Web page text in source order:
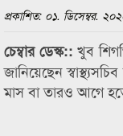
প্রকাশিত: ০১. ডিসেম্বর.
চেম্বার ডেস্ক::খুব
জানিয়েছেন
মাস বা তারও আগে